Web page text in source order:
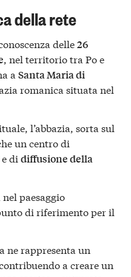
della rete
delle26
, nel territorio tra Po e
a Santa Maria di
romanica situata nel
l’abbazia, sorta sul
un centro di
di diffusione della
nel paesaggio
di riferimento per il
ne rappresenta un
a creare un